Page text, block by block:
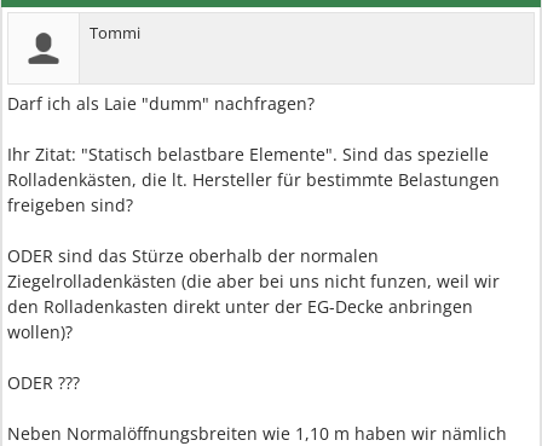
Tommi
Darf ich als Laie "dumm" nachfragen?
Ihr Zitat: "Statisch belastbare Elemente". Sind das spezielle
Rolladenkästen, die lt. Hersteller für bestimmte Belastungen
freigeben sind?
ODER sind das Stürze oberhalb der normalen
Ziegelrolladenkästen (die aber bei uns nicht funzen, weil wir
den Rolladenkasten direkt unter der EG-Decke anbringen
wollen)?
ODER ???
Neben Normalöffnungsbreiten wie 1,10 m haben wir nämlich